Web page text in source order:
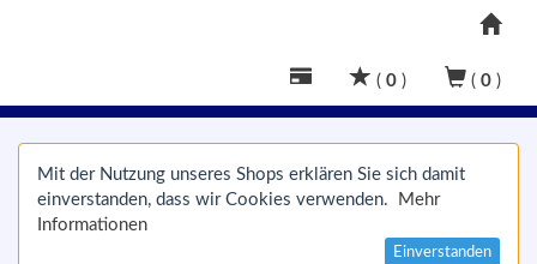
( 0 ) ( 0 )
Mit der Nutzung unseres Shops erklären Sie sich damit
einverstanden, dass wir Cookies verwenden.
Mehr
Informationen
Einverstanden